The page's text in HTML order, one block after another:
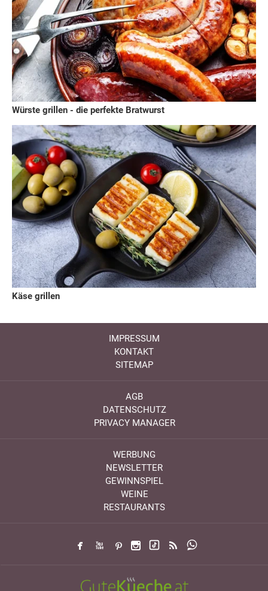
Würste grillen - die perfekte Bratwurst
Käse grillen
IMPRESSUM
KONTAKT
SITEMAP
AGB
DATENSCHUTZ
PRIVACY MANAGER
WERBUNG
NEWSLETTER
GEWINNSPIEL
WEINE
RESTAURANTS